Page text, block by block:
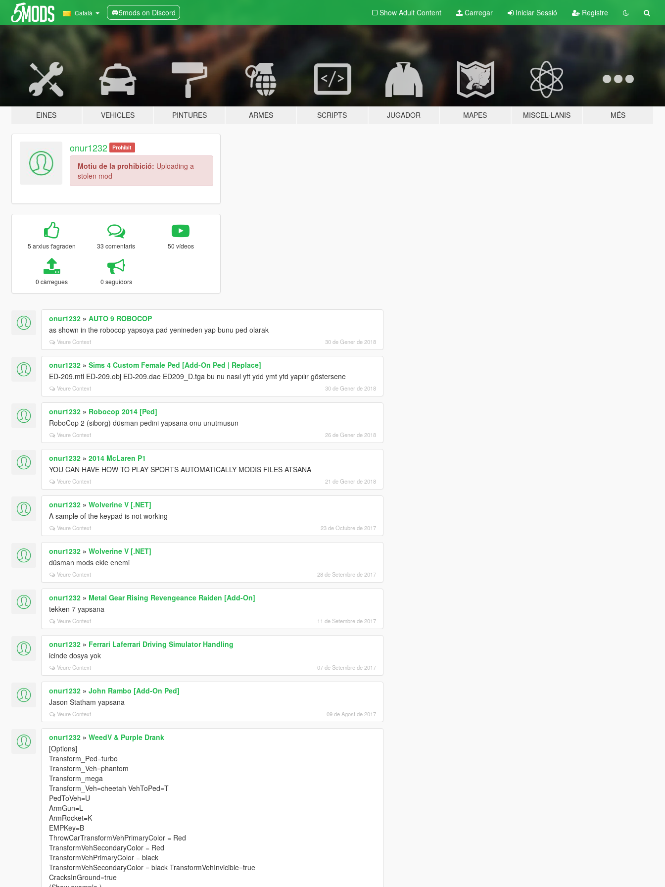
Català 5mods on Discord Show Adult Content Carregar Iniciar Sessió Registre
EINES VEHICLES PINTURES ARMES SCRIPTS JUGADOR MAPES MISCEL·LANIS MÉS
onur1232 Prohibit
Motiu de la prohibició: Uploading a
stolen mod
5 arxius t'agraden 33 comentaris 50 vídeos
0 càrregues 0 seguidors
onur1232» AUTO 9 ROBOCOP
as shown in the robocop yapsoya pad yenineden yap bunu ped olarak
Veure Context 30 de Gener de 2018
onur1232» Sims 4 Custom Female Ped [Add-On Ped | Replace]
ED-209.mtl ED-209.obj ED-209.dae ED209_D.tga bu nu nasıl yft ydd ymt ytd yapılır göstersene
Veure Context 30 de Gener de 2018
onur1232» Robocop 2014 [Ped]
RoboCop 2 (siborg) düsman pedini yapsana onu unutmusun
Veure Context 26 de Gener de 2018
onur1232» 2014 McLaren P1
YOU CAN HAVE HOW TO PLAY SPORTS AUTOMATICALLY MODIS FILES ATSANA
Veure Context 21 de Gener de 2018
onur1232» Wolverine V [.NET]
A sample of the keypad is not working
Veure Context 23 de Octubre de 2017
onur1232» Wolverine V [.NET]
düsman mods ekle enemi
Veure Context 28 de Setembre de 2017
onur1232» Metal Gear Rising Revengeance Raiden [Add-On]
tekken 7 yapsana
Veure Context 11 de Setembre de 2017
onur1232» Ferrari Laferrari Driving Simulator Handling
icinde dosya yok
Veure Context 07 de Setembre de 2017
onur1232» John Rambo [Add-On Ped]
Jason Statham yapsana
Veure Context 09 de Agost de 2017
onur1232» WeedV & Purple Drank
[Options]
Transform_Ped=turbo
Transform_Veh=phantom
Transform_mega
Transform_Veh=cheetah VehToPed=T
PedToVeh=U
ArmGun=L
ArmRocket=K
EMPKey=B
ThrowCarTransformVehPrimaryColor = Red
TransformVehSecondaryColor = Red
TransformVehPrimaryColor = black
TransformVehSecondaryColor = black TransformVehInvicible=true
CracksInGround=true